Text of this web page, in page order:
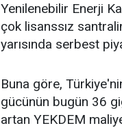
Yenilenebilir Enerji
çok lisanssız
yarısında serbest
Buna göre,
gücünün bugün 36
artan YEKDEM